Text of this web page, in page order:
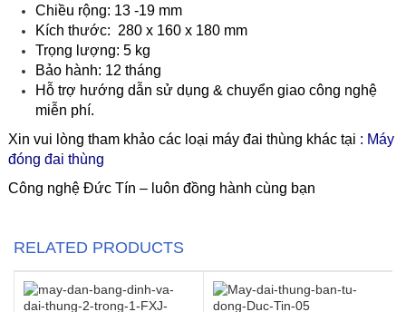
Chiều rộng: 13 -19 mm
Kích thước: 280 x 160 x 180 mm
Trọng lượng: 5 kg
Bảo hành: 12 tháng
Hỗ trợ hướng dẫn sử dụng & chuyển giao công nghệ
miễn phí.
Xin vui lòng tham khảo các loại máy đai thùng khác tại : Máy
đóng đai thùng
Công nghệ Đức Tín – luôn đồng hành cùng bạn
RELATED PRODUCTS